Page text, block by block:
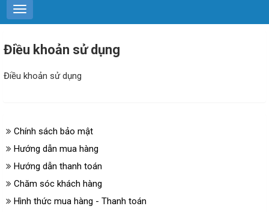
Điều khoản sử dụng
Điều khoản sử dụng
Chính sách bảo mật
Hướng dẫn mua hàng
Hướng dẫn thanh toán
Chăm sóc khách hàng
Hình thức mua hàng - Thanh toán